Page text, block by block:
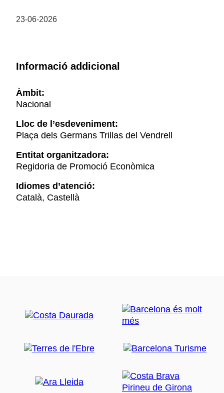
23-06-2026
Informació addicional
Àmbit:
Nacional
Lloc de l’esdeveniment:
Plaça dels Germans Trillas del Vendrell
Entitat organitzadora:
Regidoria de Promoció Econòmica
Idiomes d’atenció:
Català, Castellà